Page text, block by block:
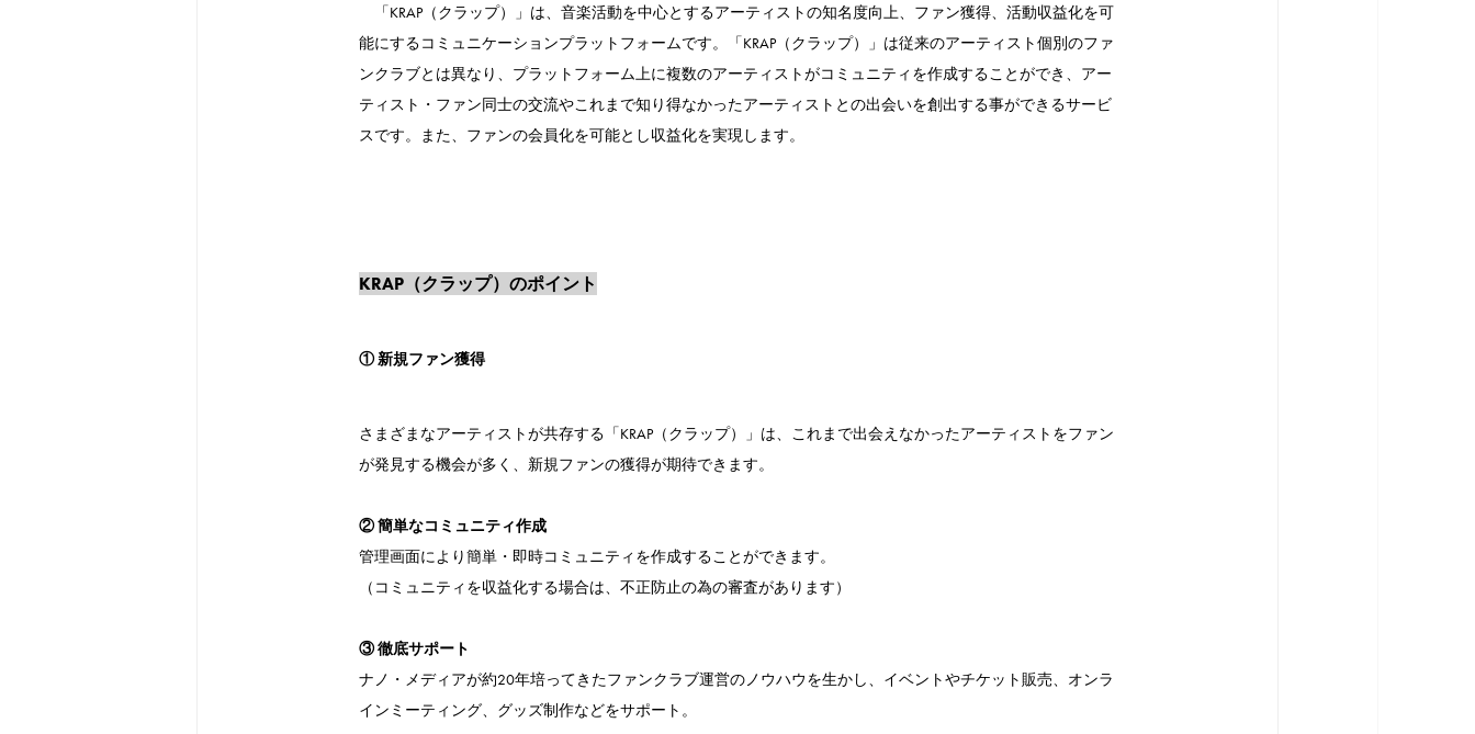
「KRAP（クラップ）」は、音楽活動を中心とするアーティストの知名度向上、ファン獲得、活動収益化を可
能にするコミュニケーションプラットフォームです。「KRAP（クラップ）」は従来のアーティスト個別のファ
ンクラブとは異なり、プラットフォーム上に複数のアーティストがコミュニティを作成することができ、アー
ティスト・ファン同士の交流やこれまで知り得なかったアーティストとの出会いを創出する事ができるサービ
スです。また、ファンの会員化を可能とし収益化を実現します。
KRAP（クラップ）のポイント
① 新規ファン獲得
さまざまなアーティストが共存する「KRAP（クラップ）」は、これまで出会えなかったアーティストをファン
が発見する機会が多く、新規ファンの獲得が期待できます。
② 簡単なコミュニティ作成
管理画面により簡単・即時コミュニティを作成することができます。
（コミュニティを収益化する場合は、不正防止の為の審査があります）
③ 徹底サポート
ナノ・メディアが約20年培ってきたファンクラブ運営のノウハウを生かし、イベントやチケット販売、オンラ
インミーティング、グッズ制作などをサポート。